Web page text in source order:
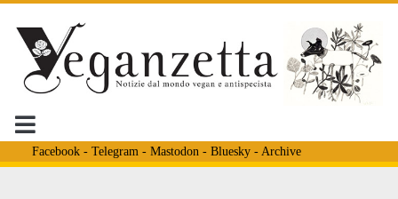
Facebook- Telegram - Mastodon - Bluesky- Archive